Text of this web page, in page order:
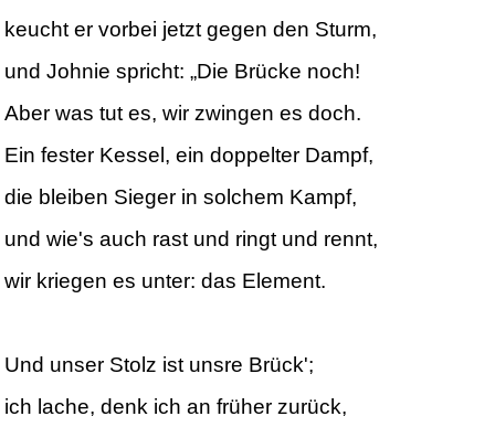
keucht er vorbei jetzt gegen den Sturm,
und Johnie spricht: „Die Brücke noch!
Aber was tut es, wir zwingen es doch.
Ein fester Kessel, ein doppelter Dampf,
die bleiben Sieger in solchem Kampf,
und wie's auch rast und ringt und rennt,
wir kriegen es unter: das Element.
Und unser Stolz ist unsre Brück';
ich lache, denk ich an früher zurück,